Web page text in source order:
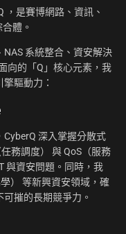
，是賽博網路、資訊、
體。
系統整合、資安解決
向的「Q」核心元素，我
驅動力：
深入掌握分散式
務調度） 與 QoS（服務
與資安問題。同時，我
） 等新興資安領域，確
摧的長期競爭力。